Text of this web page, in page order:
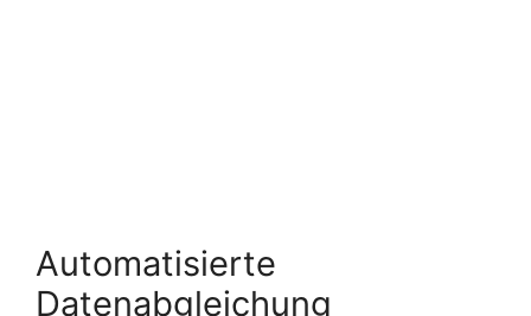
Automatisierte
Datenabgleichung